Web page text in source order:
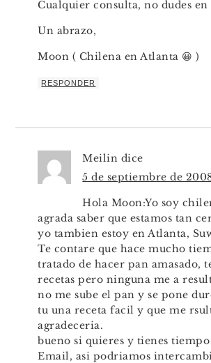
Cualquier consulta, no dudes
Un abrazo,
Moon ( Chilena en Atlanta 😀 )
RESPONDER
Meilin dice
5 de septiembre de
Hola Moon:Yo soy
agrada saber que estamos tan
yo tambien estoy en Atlanta,
Te contare que hace mucho
tratado de hacer pan amasado,
recetas pero ninguna me a
no me sube el pan y se pone
tu una receta facil y que me
agradeceria.
bueno si quieres y tienes
Email, asi podriamos